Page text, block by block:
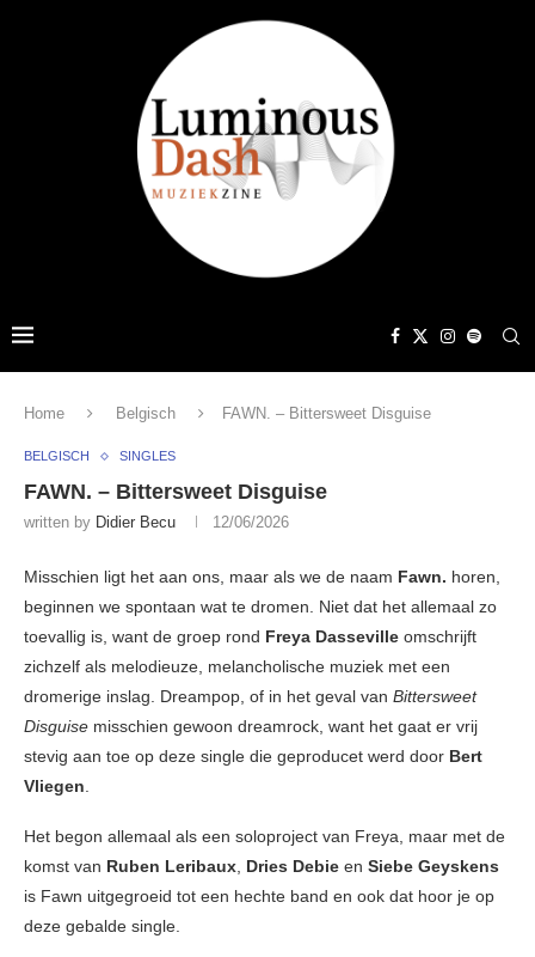
Home Belgisch FAWN. – Bittersweet Disguise
BELGISCH SINGLES
FAWN. – Bittersweet Disguise
written by Didier Becu 12/06/2026
Misschien ligt het aan ons, maar als we de naam Fawn. horen,
beginnen we spontaan wat te dromen. Niet dat het allemaal zo
toevallig is, want de groep rond Freya Dasseville omschrijft
zichzelf als melodieuze, melancholische muziek met een
dromerige inslag. Dreampop, of in het geval van Bittersweet
Disguise misschien gewoon dreamrock, want het gaat er vrij
stevig aan toe op deze single die geproducet werd door Bert
Vliegen.
Het begon allemaal als een soloproject van Freya, maar met de
komst van Ruben Leribaux, Dries Debie en Siebe Geyskens
is Fawn uitgegroeid tot een hechte band en ook dat hoor je op
deze gebalde single.